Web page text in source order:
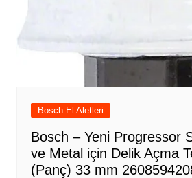
Bosch El Aletleri
Bosch – Yeni Progressor
ve Metal için Delik Açma
(Panç) 33 mm